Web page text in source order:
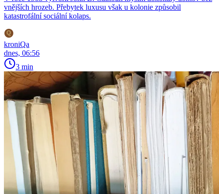
vnějších hrozeb. Přebytek luxusu však u kolonie způsobil
katastrofální sociální kolaps.
kroniQa
dnes, 06:56
3 min